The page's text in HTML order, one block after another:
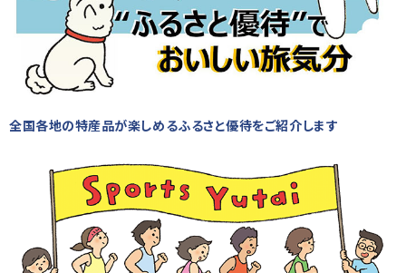
全国各地の特産品が楽しめるふるさと優待をご紹介します